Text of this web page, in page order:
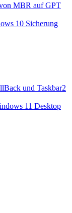
MBR auf GPT
10 Sicherung
und Taskbar2
11 Desktop